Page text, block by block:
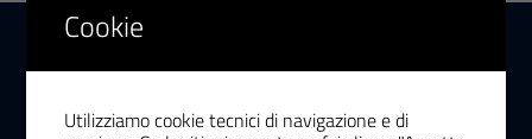
Ordine dei Medici Chirurghi e
Cookie
Utilizziamo cookie tecnici di navigazione e di